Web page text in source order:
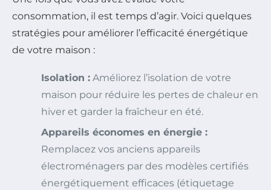
consommation, il est temps d’agir. Voici quelques
stratégies pour améliorer l’efficacité énergétique
de votre maison :
Isolation : Améliorez l’isolation de votre
maison pour réduire les pertes de chaleur en
hiver et garder la fraîcheur en été.
Appareils économes en énergie :
Remplacez vos anciens appareils
électroménagers par des modèles certifiés
énergétiquement efficaces (étiquetage